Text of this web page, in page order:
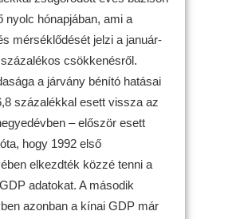
nyolc hónapjában, ami a
mérséklődését jelzi a január-
csökkenésről.
a járvány bénító hatásai
százalékkal esett vissza az
– először esett
hogy 1992 első
elkezdték közzé tenni a
adatokat. A második
azonban a kínai GDP már